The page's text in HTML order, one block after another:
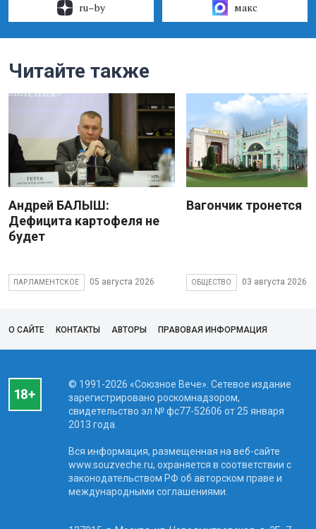
ru–by макс
Читайте также
Андрей БАЛЫШ:
Дефицита картофеля не
будет
ПАРЛАМЕНТСКОЕ 05 августа 2026
Вагончик тронется
ОБЩЕСТВО 03 августа 2026
О САЙТЕ КОНТАКТЫ АВТОРЫ ПРАВОВАЯ ИНФОРМАЦИЯ
© 1991-2026 «Союзное Вече». Сетевое издание
зарегистрировано роскомнадзором,
свидетельство эл № фc77-52606 от 25 января
2013 года.
Вся информация, размещенная на веб-сайте
www.souzveche.ru, охраняется в соответствии с
законодательством РФ об авторском праве и
международными соглашениями.